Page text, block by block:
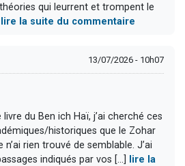
qui leurrent et trompent le
lire la suite du commentaire
13/07/2026 - 10h07
du Ben ich Haï, j’ai cherché ces
historiques que le Zohar
rien trouvé de semblable. J’ai
indiqués par vos [...]
lire la